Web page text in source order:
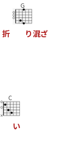
折
G
り混ざ
C
い